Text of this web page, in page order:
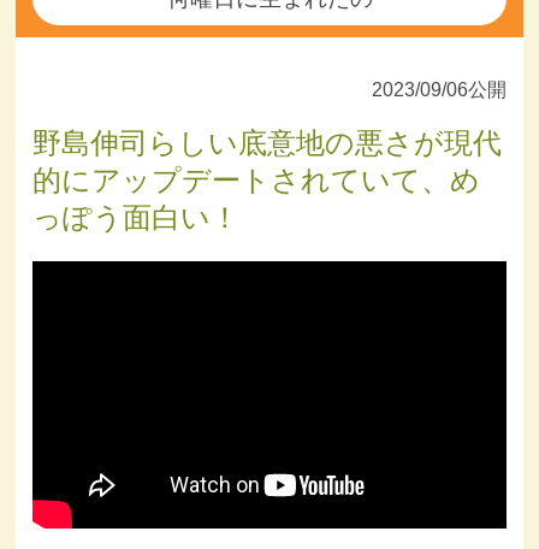
2023/09/06公開
野島伸司らしい底意地の悪さが現代
的にアップデートされていて、め
っぽう面白い！